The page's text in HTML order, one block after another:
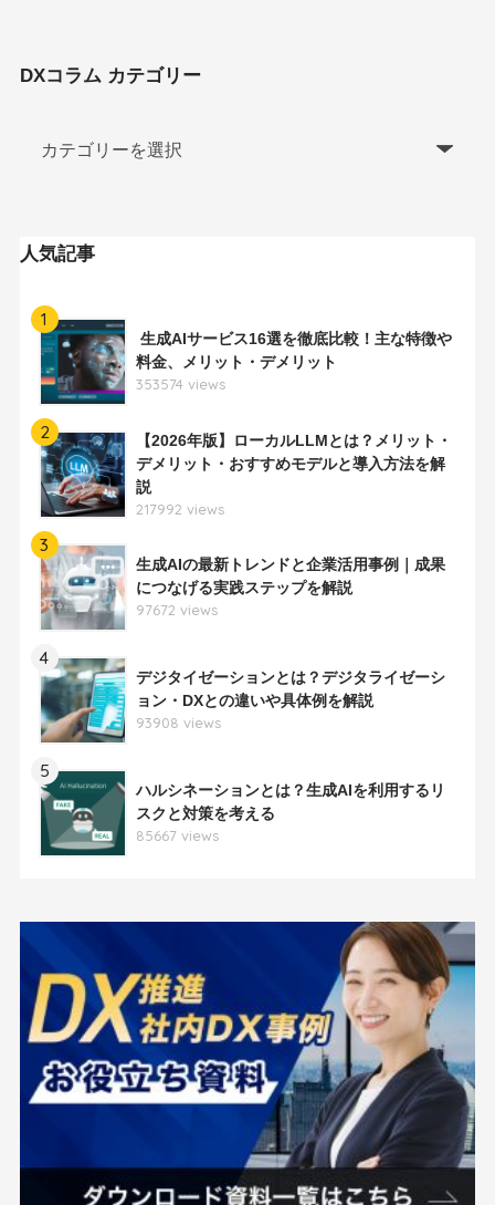
DXコラム カテゴリー
人気記事
1
生成AIサービス16選を徹底比較！主な特徴や
料金、メリット・デメリット
353574 views
2
【2026年版】ローカルLLMとは？メリット・
デメリット・おすすめモデルと導入方法を解
説
217992 views
3
生成AIの最新トレンドと企業活用事例｜成果
につなげる実践ステップを解説
97672 views
4
デジタイゼーションとは？デジタライゼーシ
ョン・DXとの違いや具体例を解説
93908 views
5
ハルシネーションとは？生成AIを利用するリ
スクと対策を考える
85667 views